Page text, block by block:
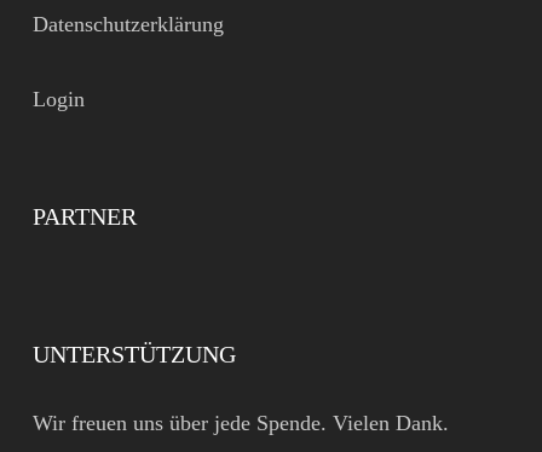
Datenschutzerklärung
Login
PARTNER
UNTERSTÜTZUNG
Wir freuen uns über jede Spende. Vielen Dank.